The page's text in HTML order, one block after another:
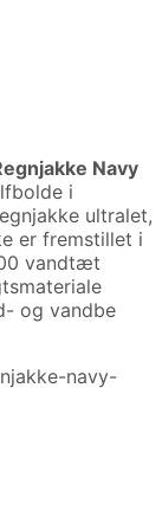
Navy
i
ultralet,
er fremstillet i
vandtæt
og vandbe
navy-